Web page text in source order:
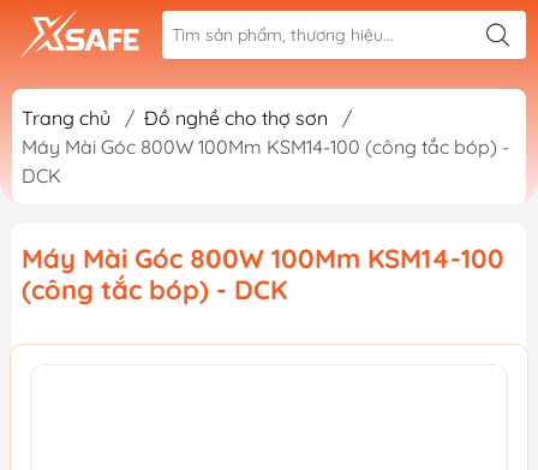
Trang chủ / Đồ nghề cho thợ sơn
/
Máy Mài Góc 800W 100Mm KSM14-100 (công tắc bóp) -
DCK
Máy Mài Góc 800W 100Mm KSM14-100
(công tắc bóp) - DCK